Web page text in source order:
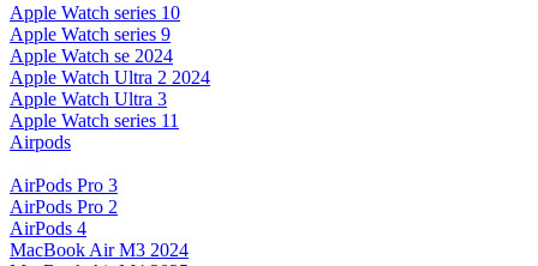
Apple Watch series 10
Apple Watch series 9
Apple Watch se 2024
Apple Watch Ultra 2 2024
Apple Watch Ultra 3
Apple Watch series 11
Airpods
AirPods Pro 3
AirPods Pro 2
AirPods 4
MacBook Air M3 2024